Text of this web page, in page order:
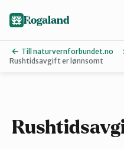
Rogaland
Till naturvernforbundet.no
Rushtidsavgift er lønnsomt